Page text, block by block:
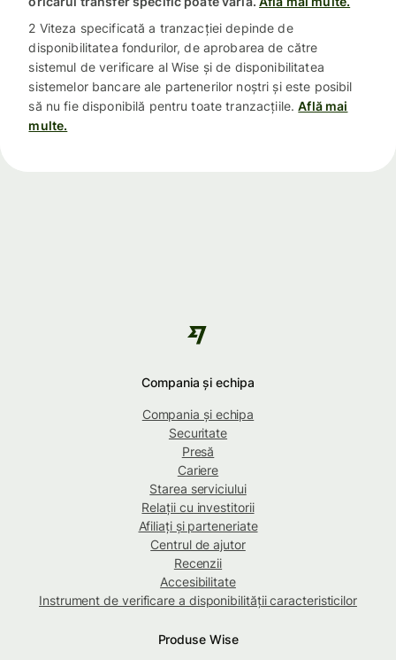
2 Viteza specificată a tranzacției depinde de
disponibilitatea fondurilor, de aprobarea de către
sistemul de verificare al Wise și de disponibilitatea
sistemelor bancare ale partenerilor noștri și este posibil
să nu fie disponibilă pentru toate tranzacțiile. Află mai
multe.
Compania și echipa
Compania și echipa
Securitate
Presă
Cariere
Starea serviciului
Relații cu investitorii
Afiliați și parteneriate
Centrul de ajutor
Recenzii
Accesibilitate
Instrument de verificare a disponibilității caracteristicilor
Produse Wise